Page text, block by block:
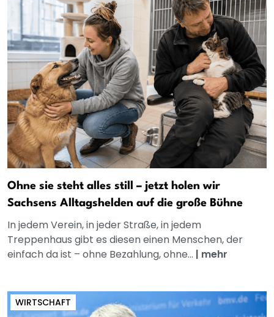
Ohne sie steht alles still – jetzt holen wir
Sachsens Alltagshelden auf die große Bühne
In jedem Verein, in jeder Straße, in jedem
Treppenhaus gibt es diesen einen Menschen, der
einfach da ist – ohne Bezahlung, ohne... | mehr
WIRTSCHAFT